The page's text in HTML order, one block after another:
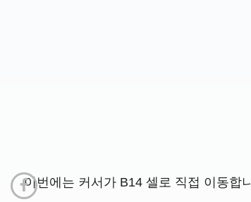
이번에는 커서가 B14 셀로 직접 이동합